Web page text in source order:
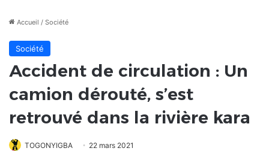
Accueil / Société
Société
Accident de circulation : Un
camion dérouté, s’est
retrouvé dans la rivière kara
TOGONYIGBA 22 mars 2021